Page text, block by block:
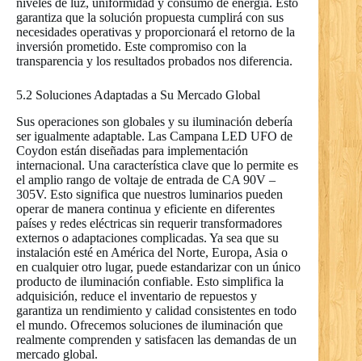
niveles de luz, uniformidad y consumo de energía. Esto
garantiza que la solución propuesta cumplirá con sus
necesidades operativas y proporcionará el retorno de la
inversión prometido. Este compromiso con la
transparencia y los resultados probados nos diferencia.
5.2 Soluciones Adaptadas a Su Mercado Global
Sus operaciones son globales y su iluminación debería
ser igualmente adaptable. Las Campana LED UFO de
Coydon están diseñadas para implementación
internacional. Una característica clave que lo permite es
el amplio rango de voltaje de entrada de CA 90V –
305V. Esto significa que nuestros luminarios pueden
operar de manera continua y eficiente en diferentes
países y redes eléctricas sin requerir transformadores
externos o adaptaciones complicadas. Ya sea que su
instalación esté en América del Norte, Europa, Asia o
en cualquier otro lugar, puede estandarizar con un único
producto de iluminación confiable. Esto simplifica la
adquisición, reduce el inventario de repuestos y
garantiza un rendimiento y calidad consistentes en todo
el mundo. Ofrecemos soluciones de iluminación que
realmente comprenden y satisfacen las demandas de un
mercado global.